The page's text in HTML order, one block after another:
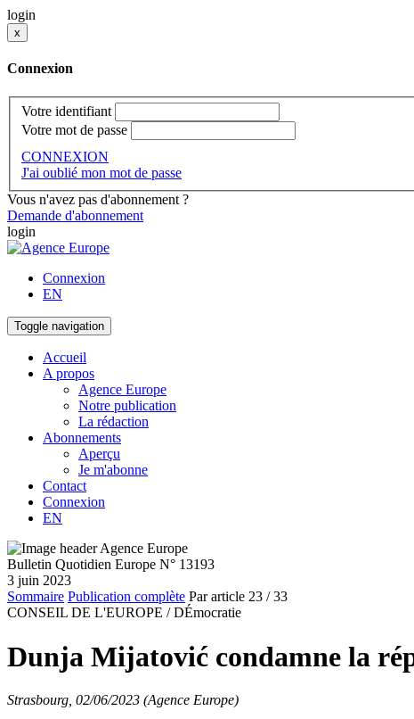
login
x
Connexion
Votre identifiant
Votre mot de passe
CONNEXION
J'ai oublié mon mot de passe
Vous n'avez pas d'abonnement ?
Demande d'abonnement
login
Connexion
EN
Toggle navigation
Accueil
A propos
Agence Europe
Notre publication
La rédaction
Abonnements
Aperçu
Je m'abonne
Contact
Connexion
EN
Bulletin Quotidien Europe N° 13193
3 juin 2023
Sommaire Publication complète Par article 23 / 33
CONSEIL DE L'EUROPE / DÉmocratie
Dunja Mijatović condamne la
Strasbourg, 02/06/2023 (Agence Europe)